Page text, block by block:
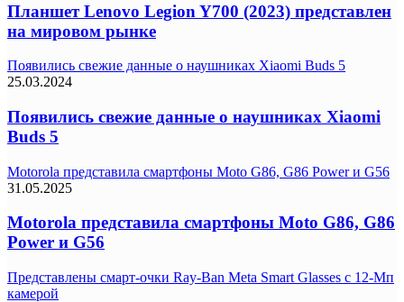
Планшет Lenovo Legion Y700 (2023) представлен
на мировом рынке
Появились свежие данные о наушниках Xiaomi Buds 5
25.03.2024
Появились свежие данные о наушниках Xiaomi
Buds 5
Motorola представила смартфоны Moto G86, G86 Power и G56
31.05.2025
Motorola представила смартфоны Moto G86, G86
Power и G56
Представлены смарт-очки Ray-Ban Meta Smart Glasses с 12-Мп
камерой